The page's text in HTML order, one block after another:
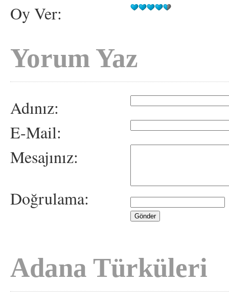
Oy Ver:
Yorum Yaz
Adınız:
E-Mail:
Mesajınız:
Doğrulama:
Adana Türküleri